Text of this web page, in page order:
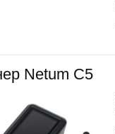
Netum C5